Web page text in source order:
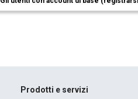
Prodotti e servizi